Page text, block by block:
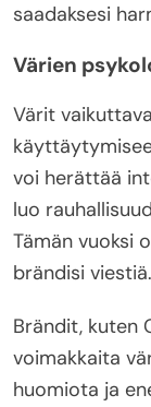
saadaksesi
Värien
Värit
voi herättää
luo
Tämän vuoksi
brändisi viestiä.
Brändit, kuten
voimakkaita
huomiota ja